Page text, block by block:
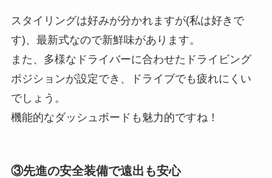
スタイリングは好みが分かれますが(私は好きで
す)、最新式なので新鮮味があります。
また、多様なドライバーに合わせたドライビング
ポジションが設定でき、ドライブでも疲れにくい
でしょう。
機能的なダッシュボードも魅力的ですね！
③先進の安全装備で遠出も安心